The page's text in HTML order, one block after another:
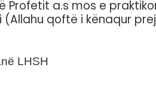
Profetit a.s mos e
qoftë i kënaqur
LHSH